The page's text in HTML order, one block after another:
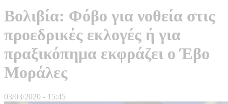
Βολιβία: Φόβο για νοθεία στις
προεδρικές εκλογές ή για
πραξικόπημα εκφράζει ο Έβο
Μοράλες
03/03/2020 - 15:45